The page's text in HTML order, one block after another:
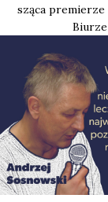
szą­ca pre­mie­rze